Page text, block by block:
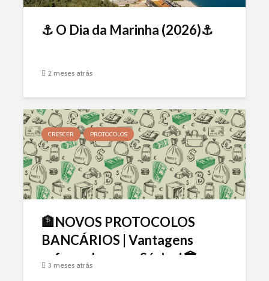
⚓ O Dia da Marinha (2026)⚓
2 meses atrás
CRESCER PROTOCOLOS
🏦NOVOS PROTOCOLOS
BANCÁRIOS | Vantagens
reforçadas para Sócios!🏛️
3 meses atrás